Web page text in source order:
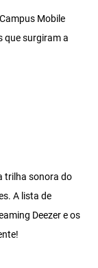
Mobile
que surgiram a
trilha sonora do
A lista de
Deezer e os